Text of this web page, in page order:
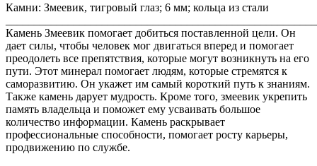
Камни: Змеевик, тигровый глаз; 6 мм; кольца из стали
Камень Змеевик помогает добиться поставленной цели. Он
дает силы, чтобы человек мог двигаться вперед и помогает
преодолеть все препятствия, которые могут возникнуть на его
пути. Этот минерал помогает людям, которые стремятся к
саморазвитию. Он укажет им самый короткий путь к знаниям.
Также камень дарует мудрость. Кроме того, змеевик укрепить
память владельца и поможет ему усваивать большое
количество информации. Камень раскрывает
профессиональные способности, помогает росту карьеры,
продвижению по службе.